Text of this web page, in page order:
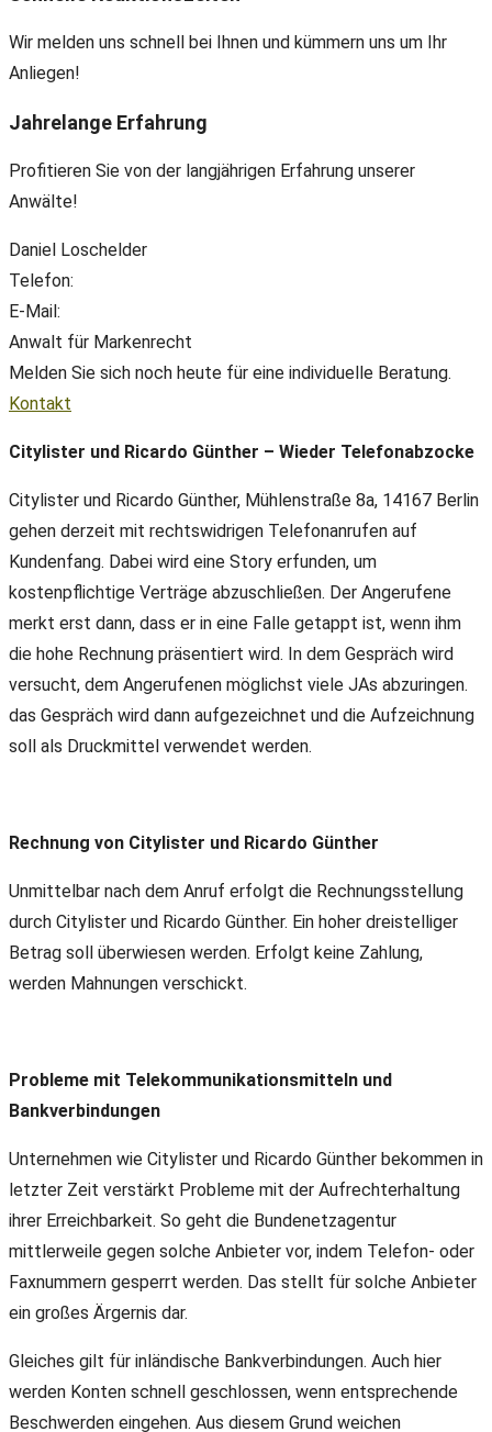
Wir melden uns schnell bei Ihnen und kümmern uns um Ihr
Anliegen!
Jahrelange Erfahrung
Profitieren Sie von der langjährigen Erfahrung unserer
Anwälte!
Daniel Loschelder
Telefon:
E-Mail:
Anwalt für Markenrecht
Melden Sie sich noch heute für eine individuelle Beratung.
Kontakt
Citylister und Ricardo Günther – Wieder Telefonabzocke
Citylister und Ricardo Günther, Mühlenstraße 8a, 14167 Berlin
gehen derzeit mit rechtswidrigen Telefonanrufen auf
Kundenfang. Dabei wird eine Story erfunden, um
kostenpflichtige Verträge abzuschließen. Der Angerufene
merkt erst dann, dass er in eine Falle getappt ist, wenn ihm
die hohe Rechnung präsentiert wird. In dem Gespräch wird
versucht, dem Angerufenen möglichst viele JAs abzuringen.
das Gespräch wird dann aufgezeichnet und die Aufzeichnung
soll als Druckmittel verwendet werden.
Rechnung von Citylister und Ricardo Günther
Unmittelbar nach dem Anruf erfolgt die Rechnungsstellung
durch Citylister und Ricardo Günther. Ein hoher dreistelliger
Betrag soll überwiesen werden. Erfolgt keine Zahlung,
werden Mahnungen verschickt.
Probleme mit Telekommunikationsmitteln und
Bankverbindungen
Unternehmen wie Citylister und Ricardo Günther bekommen in
letzter Zeit verstärkt Probleme mit der Aufrechterhaltung
ihrer Erreichbarkeit. So geht die Bundenetzagentur
mittlerweile gegen solche Anbieter vor, indem Telefon- oder
Faxnummern gesperrt werden. Das stellt für solche Anbieter
ein großes Ärgernis dar.
Gleiches gilt für inländische Bankverbindungen. Auch hier
werden Konten schnell geschlossen, wenn entsprechende
Beschwerden eingehen. Aus diesem Grund weichen